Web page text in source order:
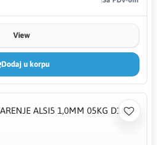
View
Dodaj u korpu